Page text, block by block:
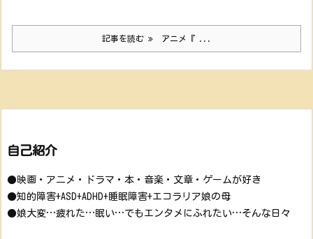
記事を読む アニメ『 ...
自己紹介
●映画・アニメ・ドラマ・本・音楽・文章・ゲームが好き
●知的障害+ASD+ADHD+睡眠障害+エコラリア娘の母
●娘大変…疲れた…眠い…でもエンタメにふれたい…そんな日々